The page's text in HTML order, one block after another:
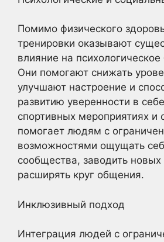
Помимо физического
тренировки оказывают
влияние на психологическое
Они помогают снижать
улучшают настроение и
развитию уверенности в
спортивных мероприятиях и
помогает людям с
возможностями ощущать
сообщества, заводить новых
расширять круг общения.
Инклюзивный подход
Интеграция людей с